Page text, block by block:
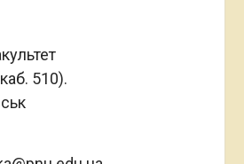
510).